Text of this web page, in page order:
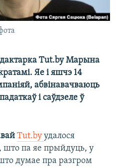
Tut.by Марына
Яе і яшчэ 14
абвінавачваюць
і саўдзеле ў
Tut.by удалося
што па яе прыйдуць, у
думае пра разгром